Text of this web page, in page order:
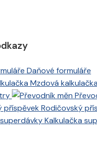
Daňové formuláře
Mzdová kalkulačka
Rodičovský
Kalkulačka